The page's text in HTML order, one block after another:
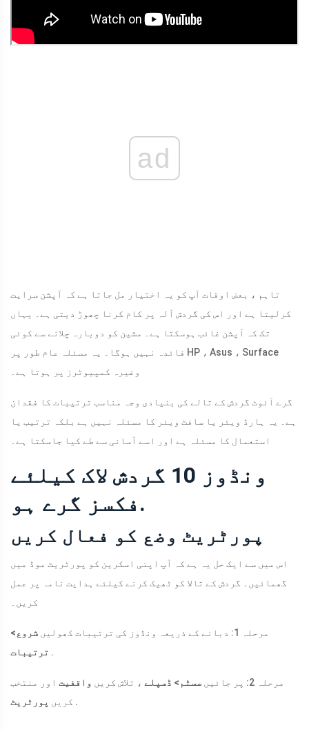
ad
تاہم ، بعض اوقات آپ کو یہ اختیار مل جاتا ہے کہ آپشن سرایت
کرلیتا ہے اور اس کی گردش آلہ پر کام کرنا چھوڑ دیتی ہے۔ یہاں
تک کہ آپشن غائب ہوسکتا ہے۔ مشین کو دوبارہ چلانے سے کوئی
فائدہ نہیں ہوگا۔ یہ مسئلہ عام طور پر HP ، Asus ، Surface
وغیرہ کمپیوٹرز پر ہوتا ہے۔
گرے آئوٹ گردش کے تالے کی بنیادی وجہ مناسب ترتیبات کا فقدان
ہے۔ یہ ہارڈ ویئر یا سافٹ ویئر کا مسئلہ نہیں ہے بلکہ ترتیب یا
استعمال کا مسئلہ ہے اور اسے آسانی سے طے کیا جاسکتا ہے۔
ونڈوز 10 گردش لاک کیلئے
فکسز گرے ہو.
پورٹریٹ وضع کو فعال کریں
اس میں سے ایک حل یہ ہے کہ آپ اپنی اسکرین کو پورٹریٹ موڈ میں
گھمائیں۔ گردش کے تالا کو ٹھیک کرنے کیلئے ہدایت نامہ پر عمل
کریں۔
مرحلہ 1: دبانے کے ذریعہ ونڈوز کی ترتیبات کھولیں
شروع>
ترتیبات .
مرحلہ 2: پر جائیں سسٹم> ڈسپلے ، تلاش کریں واقفیت اور منتخب
کریں پورٹریٹ .